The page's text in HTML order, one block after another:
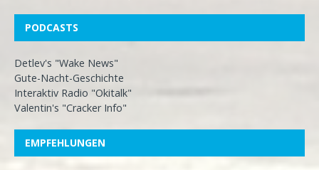
PODCASTS
Detlev's "Wake News"
Gute-Nacht-Geschichte
Interaktiv Radio "Okitalk"
Valentin's "Cracker Info"
EMPFEHLUNGEN